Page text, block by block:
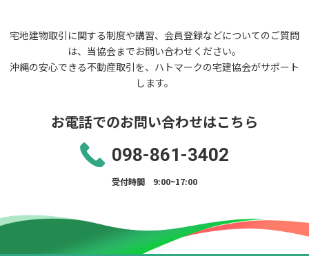
宅地建物取引に関する制度や講習、会員登録などについてのご質問
は、当協会までお問い合わせください。
沖縄の安心できる不動産取引を、ハトマークの宅建協会がサポート
します。
お電話でのお問い合わせはこちら
098-861-3402
受付時間 9:00~17:00